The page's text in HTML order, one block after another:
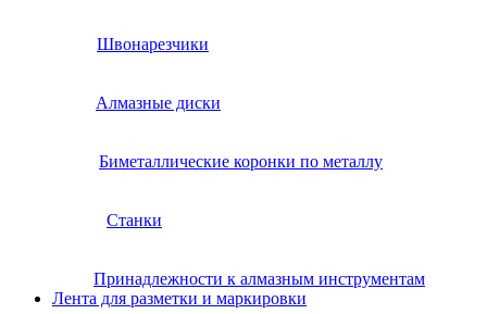
Швонарезчики
Алмазные диски
Биметаллические коронки по металлу
Станки
Принадлежности к алмазным инструментам
Лента для разметки и маркировки